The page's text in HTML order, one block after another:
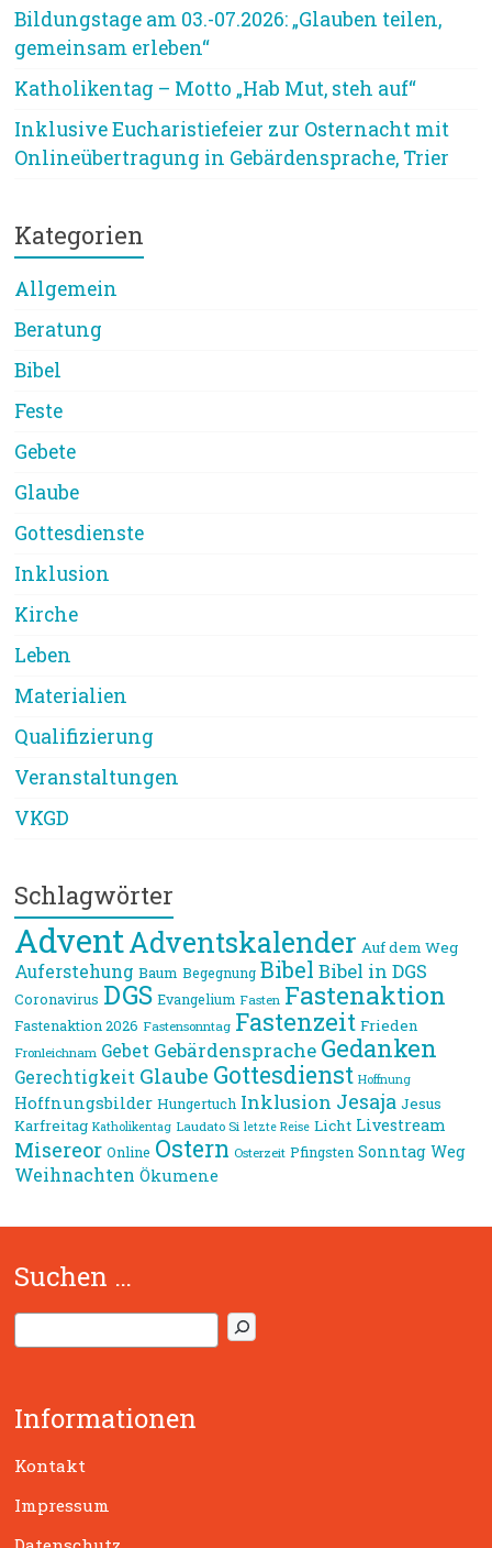
Bildungstage am 03.-07.2026: „Glauben teilen,
gemeinsam erleben“
Katholikentag – Motto „Hab Mut, steh auf“
Inklusive Eucharistiefeier zur Osternacht mit
Onlineübertragung in Gebärdensprache, Trier
Kategorien
Allgemein
Beratung
Bibel
Feste
Gebete
Glaube
Gottesdienste
Inklusion
Kirche
Leben
Materialien
Qualifizierung
Veranstaltungen
VKGD
Schlagwörter
AdventAdventskalender Auf dem Weg
Auferstehung Baum Begegnung Bibel Bibel in DGS
Coronavirus DGS Evangelium Fasten Fastenaktion
Fastenaktion 2026 Fastensonntag Fastenzeit Frieden
Fronleichnam Gebet Gebärdensprache Gedanken
Gerechtigkeit Glaube Gottesdienst Hoffnung
Hoffnungsbilder Hungertuch Inklusion Jesaja Jesus
Karfreitag Katholikentag Laudato Si letzte Reise Licht Livestream
Misereor Online Ostern Osterzeit Pfingsten Sonntag Weg
Weihnachten Ökumene
Suchen …
u
e
n
Informationen
Kontakt
Impressum